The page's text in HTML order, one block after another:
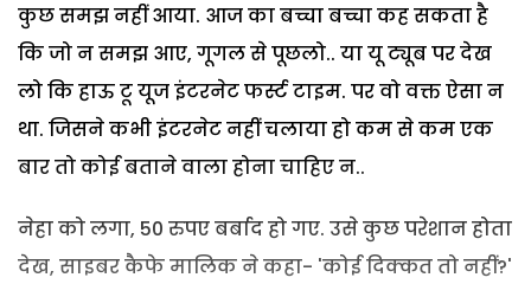
कुछ समझ नहीं आया. आज का बच्चा बच्चा कह सकता है
कि जो न समझ आए, गूगल से पूछलो.. या यू ट्यूब पर देख
लो कि हाऊ टू यूज इंटरनेट फर्स्ट टाइम. पर वो वक्त ऐसा न
था. जिसने कभी इंटरनेट नहीं चलाया हो कम से कम एक
बार तो कोई बताने वाला होना चाहिए न..
नेहा को लगा, 50 रुपए बर्बाद हो गए. उसे कुछ परेशान होता
देख, साइबर कैफे मालिक ने कहा- 'कोई दिक्कत तो नहीं?'